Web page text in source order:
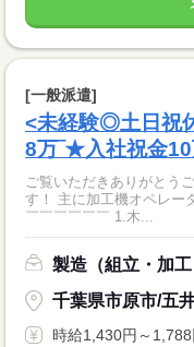
[一般派遣]
<未経験◎土日祝
8万‾★入社祝金
ご覧いただきありがとうございます！ ベニヤ
す！ 主に加工機オペレーター業務と
￣￣￣￣￣￣ 1.木...
製造（組立・加工
千葉県市原市/五
時給1,430円～1,788